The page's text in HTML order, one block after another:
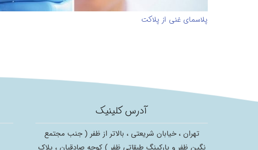
پلاسمای غنی از پلاکت
آدرس کلینیک
تهران ، خیابان شریعتی ، بالاتر از ظفر ( جنب مجتمع
نگین ظفر و پارکینگ طبقاتی ظفر ) کوچه صادقیان ، پلاک